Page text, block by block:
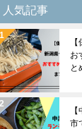
人気記事
お
と
市